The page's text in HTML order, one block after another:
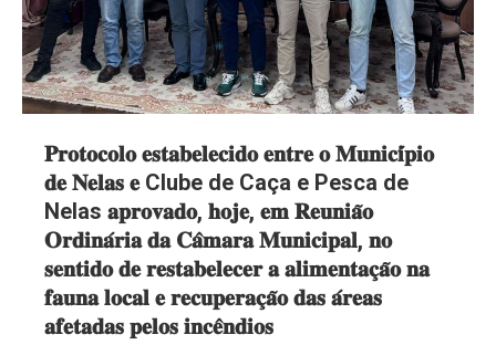
𝐏𝐫𝐨𝐭𝐨𝐜𝐨𝐥𝐨 𝐞𝐬𝐭𝐚𝐛𝐞𝐥𝐞𝐜𝐢𝐝𝐨 𝐞𝐧𝐭𝐫𝐞 𝐨 𝐌𝐮𝐧𝐢𝐜𝐢́𝐩𝐢𝐨
𝐝𝐞 𝐍𝐞𝐥𝐚𝐬 𝐞 Clube de Caça e Pesca de
Nelas 𝐚𝐩𝐫𝐨𝐯𝐚𝐝𝐨, 𝐡𝐨𝐣𝐞, 𝐞𝐦 𝐑𝐞𝐮𝐧𝐢𝐚̃𝐨
𝐎𝐫𝐝𝐢𝐧𝐚́𝐫𝐢𝐚 𝐝𝐚 𝐂𝐚̂𝐦𝐚𝐫𝐚 𝐌𝐮𝐧𝐢𝐜𝐢𝐩𝐚𝐥, 𝐧𝐨
𝐬𝐞𝐧𝐭𝐢𝐝𝐨 𝐝𝐞 𝐫𝐞𝐬𝐭𝐚𝐛𝐞𝐥𝐞𝐜𝐞𝐫 𝐚 𝐚𝐥𝐢𝐦𝐞𝐧𝐭𝐚𝐜̧𝐚̃𝐨 𝐧𝐚
𝐟𝐚𝐮𝐧𝐚 𝐥𝐨𝐜𝐚𝐥 𝐞 𝐫𝐞𝐜𝐮𝐩𝐞𝐫𝐚𝐜̧𝐚̃𝐨 𝐝𝐚𝐬 𝐚́𝐫𝐞𝐚𝐬
𝐚𝐟𝐞𝐭𝐚𝐝𝐚𝐬 𝐩𝐞𝐥𝐨𝐬 𝐢𝐧𝐜𝐞̂𝐧𝐝𝐢𝐨𝐬